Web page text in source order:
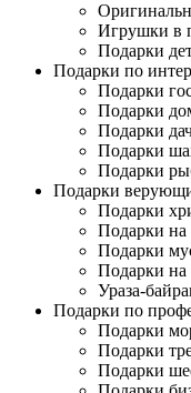
Игрушки в
Подарки
Подарки по
Подарки
Подарки
Подарки
Подарки
Подарки
Подарки
Подарки
Подарки на
Подарки
Подарки
Ураза-
Подарки по
Подарки
Подарки
Подарки